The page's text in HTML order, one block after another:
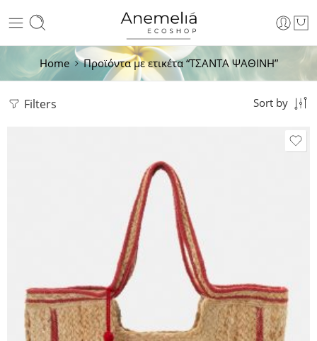
Home Προϊόντα με ετικέτα “ΤΣΑΝΤΑ ΨΑΘΙΝΗ”
Filters Sort by